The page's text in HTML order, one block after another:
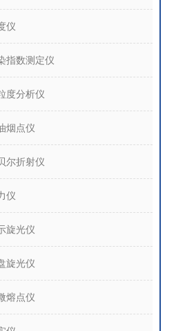
仪
指数测定仪
度分析仪
烟点仪
尔折射仪
仪
旋光仪
旋光仪
熔点仪